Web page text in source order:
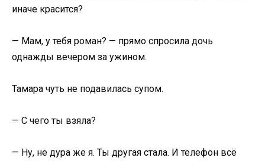
иначе красится?
— Мам, у тебя роман? — прямо спросила дочь
однажды вечером за ужином.
Тамара чуть не подавилась супом.
— С чего ты взяла?
— Ну, не дура же я. Ты другая стала. И телефон всё